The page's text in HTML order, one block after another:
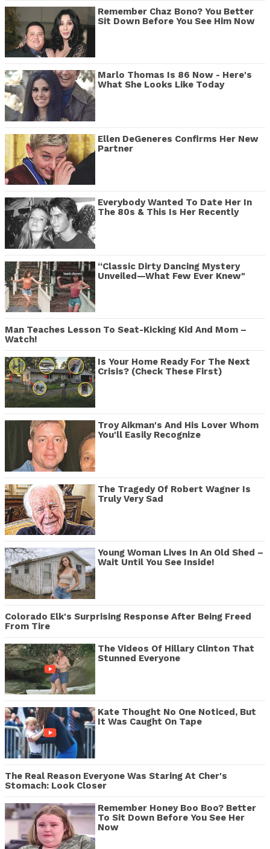
Remember Chaz Bono? You Better
Sit Down Before You See Him Now
Marlo Thomas Is 86 Now - Here's
What She Looks Like Today
Ellen DeGeneres Confirms Her New
Partner
Everybody Wanted To Date Her In
The 80s & This Is Her Recently
“Classic Dirty Dancing Mystery
Unveiled—What Few Ever Knew"
Man Teaches Lesson To Seat-Kicking Kid And Mom –
Watch!
Is Your Home Ready For The Next
Crisis? (Check These First)
Troy Aikman's And His Lover Whom
You'll Easily Recognize
The Tragedy Of Robert Wagner Is
Truly Very Sad
Young Woman Lives In An Old Shed –
Wait Until You See Inside!
Colorado Elk's Surprising Response After Being Freed
From Tire
The Videos Of Hillary Clinton That
Stunned Everyone
Kate Thought No One Noticed, But
It Was Caught On Tape
The Real Reason Everyone Was Staring At Cher's
Stomach: Look Closer
Remember Honey Boo Boo? Better
To Sit Down Before You See Her
Now